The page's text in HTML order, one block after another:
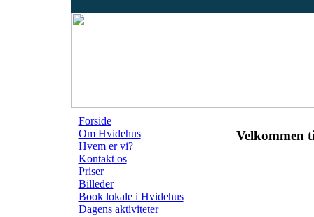
Forside
Om Hvidehus
Hvem er vi?
Kontakt os
Priser
Billeder
Book lokale i Hvidehus
Dagens aktiviteter
Velkommen